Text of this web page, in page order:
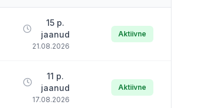
15 p.
jaanud
21.08.2026
Aktiivne
11 p.
jaanud
17.08.2026
Aktiivne